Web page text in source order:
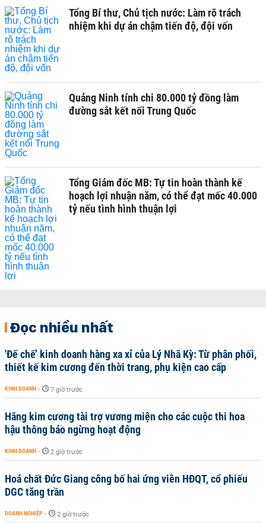
Tổng Bí thư, Chủ tịch nước: Làm rõ trách
nhiệm khi dự án chậm tiến độ, đội vốn
Quảng Ninh tính chi 80.000 tỷ đồng làm
đường sắt kết nối Trung Quốc
Tổng Giám đốc MB: Tự tin hoàn thành kế
hoạch lợi nhuận năm, có thể đạt mốc 40.000
tỷ nếu tình hình thuận lợi
Đọc nhiều nhất
'Đế chế’ kinh doanh hàng xa xỉ của Lý Nhã Kỳ: Từ phân phối,
thiết kế kim cương đến thời trang, phụ kiện cao cấp
KINH DOANH - 7 giờ trước
Hãng kim cương tài trợ vương miện cho các cuộc thi hoa
hậu thông báo ngừng hoạt động
KINH DOANH - 2 giờ trước
Hoá chất Đức Giang công bố hai ứng viên HĐQT, cổ phiếu
DGC tăng trần
DOANH NGHIỆP - 2 giờ trước